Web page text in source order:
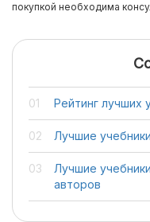
покупкой необходима
Рейтинг лучших
Лучшие
Лучшие
авторов